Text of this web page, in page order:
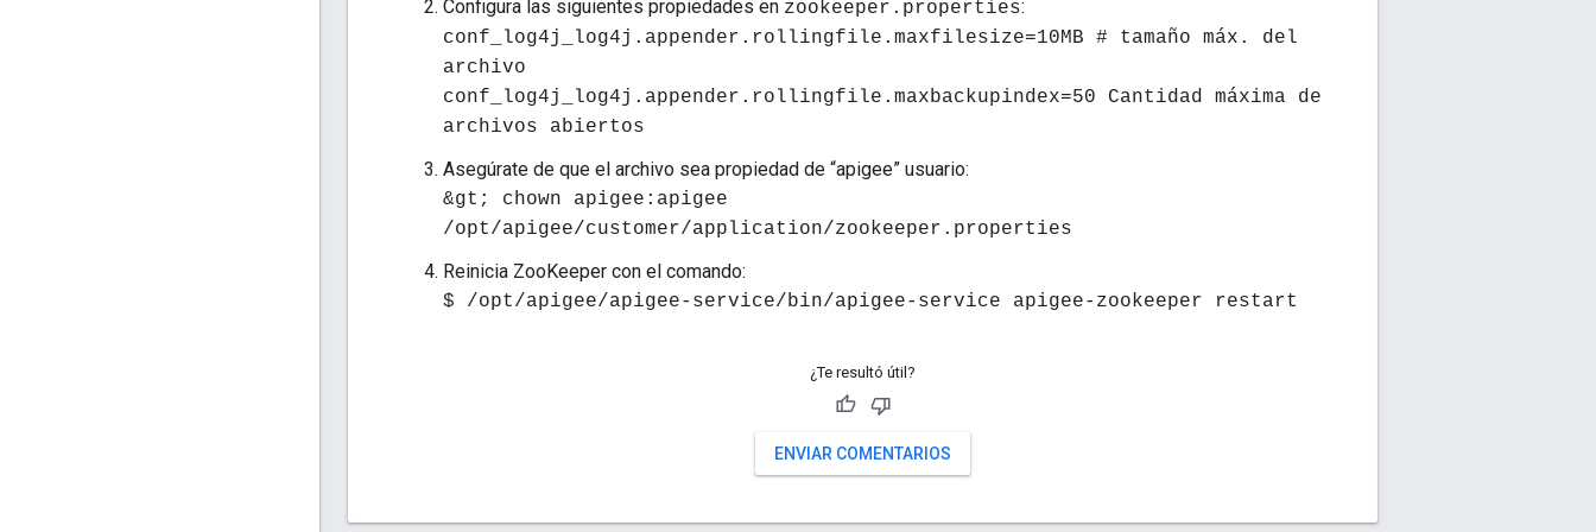
Configura las siguientes propiedades en zookeeper.properties:
conf_log4j_log4j.appender.rollingfile.maxfilesize=10MB # tamaño máx. del
archivo
conf_log4j_log4j.appender.rollingfile.maxbackupindex=50 Cantidad máxima de
archivos abiertos
Asegúrate de que el archivo sea propiedad de “apigee” usuario:
&gt; chown apigee:apigee
/opt/apigee/customer/application/zookeeper.properties
Reinicia ZooKeeper con el comando:
$ /opt/apigee/apigee-service/bin/apigee-service apigee-zookeeper restart
¿Te resultó útil?
ENVIAR COMENTARIOS